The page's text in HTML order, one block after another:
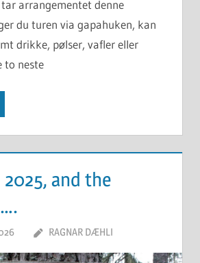
arrangementet denne
du turen via gapahuken, kan
drikke, pølser, vafler eller
to neste
2025, and the
RAGNAR DÆHLI